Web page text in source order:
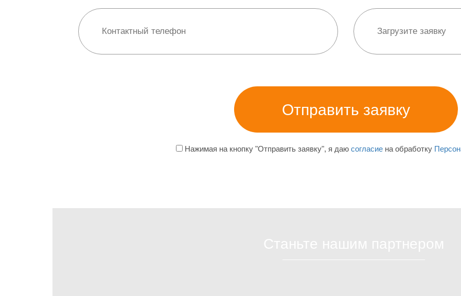
Нажимая на кнопку "Отправить заявку", я даю согласиена обработку